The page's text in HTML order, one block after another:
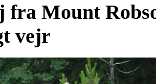
fra Mount
vejr